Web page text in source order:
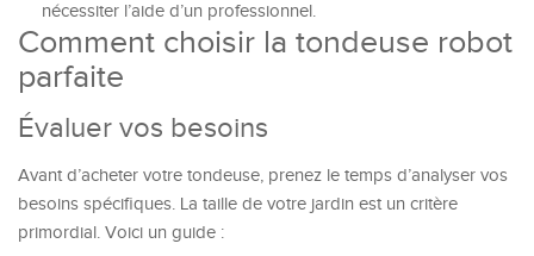
nécessiter l’aide d’un professionnel.
Comment choisir la tondeuse robot
parfaite
Évaluer vos besoins
Avant d’acheter votre tondeuse, prenez le temps d’analyser vos
besoins spécifiques. La taille de votre jardin est un critère
primordial. Voici un guide :